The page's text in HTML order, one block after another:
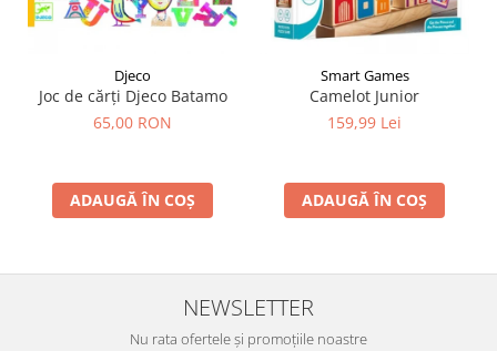
Djeco
Joc de cărți Djeco Batamo
65,00 RON
ADAUGĂ ÎN COȘ
Smart Games
Camelot Junior
159,99 Lei
ADAUGĂ ÎN COȘ
NEWSLETTER
Nu rata ofertele și promoțiile noastre